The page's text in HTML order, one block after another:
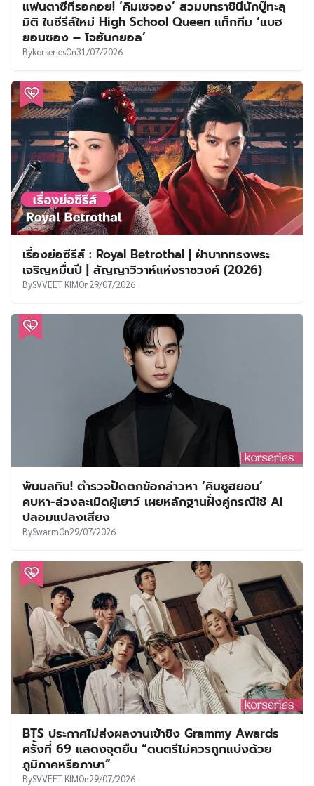
แฟนตาซีที่รอคอย! ‘คิมเซจอง’ สวมบทราชินีนักบู๊ทะลุ
มิติ ในซีรีส์ใหม่ High School Queen แท็กทีม ‘แบฮ
ยอนซอง – โจฮันกยอล’
BykorseriesOn31/07/2026
เรื่องย่อซีรีส์ : Royal Betrothal | ฝ่าบาททรงพระ
เจริญหมื่นปี | สัญญาวิวาห์แห่งราชวงศ์ (2026)
BySVVEET KIMOn29/07/2026
พ้นมลทิน! ตำรวจปัดตกข้อกล่าวหา ‘คิมซูฮยอน’
คบหา-ล่วงละเมิดผู้เยาว์ เผยหลักฐานฝั่งคู่กรณีใช้ AI
ปลอมแปลงเสียง
BySwarmOn29/07/2026
BTS ประกาศไม่ส่งผลงานเข้าชิง Grammy Awards
ครั้งที่ 69 แสดงจุดยืน “ดนตรีไม่ควรถูกแบ่งด้วย
ภูมิภาคหรือภาษา”
BySVVEET KIMOn29/07/2026